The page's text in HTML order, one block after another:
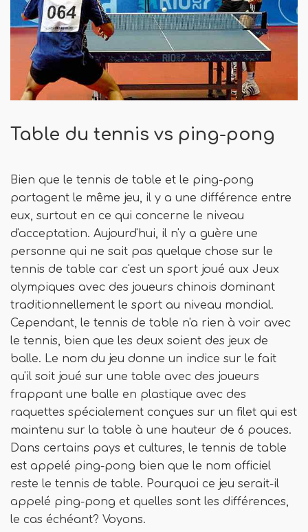
Table du tennis vs ping-pong
Bien que le tennis de table et le ping-pong
partagent le même jeu, il y a une différence entre
eux, surtout en ce qui concerne le niveau
d'acceptation. Aujourd'hui, il n'y a guère une
personne qui ne sait pas quelque chose sur le
tennis de table car c'est un sport joué aux Jeux
olympiques avec des joueurs chinois dominant
traditionnellement le sport au niveau mondial.
Cependant, le tennis de table n'a rien à voir avec
le tennis, bien que les deux soient des jeux de
balle. Le nom du jeu donne un indice sur le fait
qu'il soit joué sur une table avec des joueurs
frappant une balle en plastique avec des
raquettes spécialement conçues sur un filet qui est
maintenu sur la table à une hauteur de 6 pouces.
Dans certains pays et cultures, le tennis de table
est appelé ping-pong bien que le nom officiel
reste le tennis de table. Pourquoi ce jeu serait-il
appelé ping-pong et quelles sont les différences,
le cas échéant? Voyons.